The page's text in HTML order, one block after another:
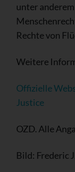
unter
Rechte von
Weitere
Offizielle
Justice
OZD. Alle
Bild: Frederic